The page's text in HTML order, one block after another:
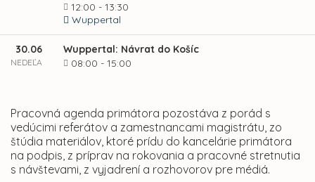
12:00 - 13:30
Wuppertal
30.06
NEDEĽA
Wuppertal: Návrat do Košíc
08:00 - 15:00
Pracovná agenda primátora pozostáva z porád s
vedúcimi referátov a zamestnancami magistrátu, zo
štúdia materiálov, ktoré prídu do kancelárie primátora
na podpis, z príprav na rokovania a pracovné stretnutia
s návštevami, z vyjadrení a rozhovorov pre médiá.